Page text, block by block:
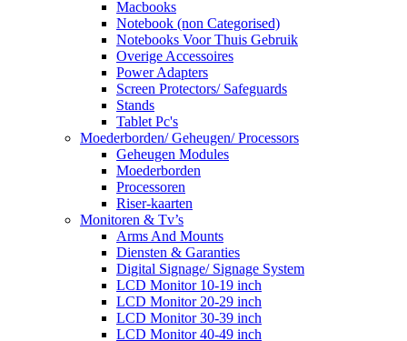
Macbooks
Notebook (non Categorised)
Notebooks Voor Thuis Gebruik
Overige Accessoires
Power Adapters
Screen Protectors/ Safeguards
Stands
Tablet Pc's
Moederborden/ Geheugen/ Processors
Geheugen Modules
Moederborden
Processoren
Riser-kaarten
Monitoren & Tv’s
Arms And Mounts
Diensten & Garanties
Digital Signage/ Signage System
LCD Monitor 10-19 inch
LCD Monitor 20-29 inch
LCD Monitor 30-39 inch
LCD Monitor 40-49 inch